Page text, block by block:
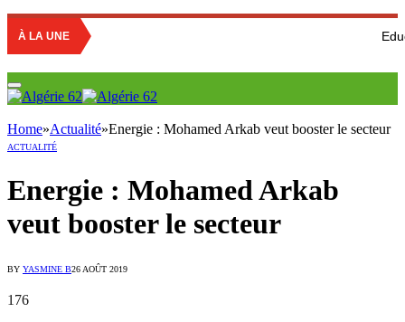
À LA UNE Education
Home»Actualité»Energie : Mohamed Arkab veut booster le secteur
ACTUALITÉ
Energie : Mohamed Arkab
veut booster le secteur
BY YASMINE B26 AOÛT 2019
176